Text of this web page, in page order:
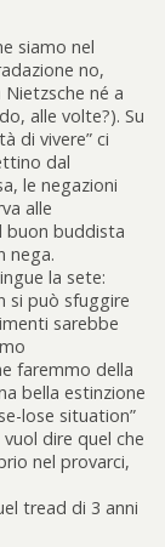
siamo nel
no,
né a
alle volte?). Su
di vivere” ci
dal
le negazioni
alle
buon buddista
nega.
la sete:
si può sfuggire
sarebbe
faremmo della
bella estinzione
lose situation”
dire quel che
nel provarci,
tread di 3 anni